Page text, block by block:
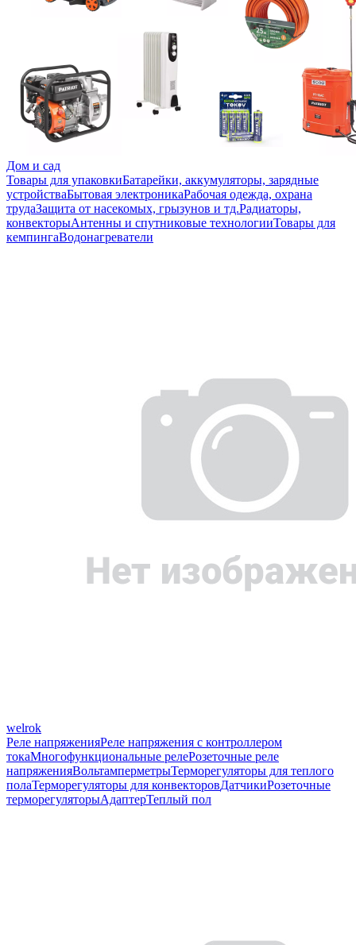
Дом и сад
Товары для упаковкиБатарейки, аккумуляторы, зарядные
устройстваБытовая электроникаРабочая одежда, охрана
трудаЗащита от насекомых, грызунов и тд.Радиаторы,
конвекторыАнтенны и спутниковые технологииТовары для
кемпингаВодонагреватели
welrok
Реле напряженияРеле напряжения с контроллером
токаМногофункциональные релеРозеточные реле
напряженияВольтамперметрыТерморегуляторы для теплого
полаТерморегуляторы для конвекторовДатчикиРозеточные
терморегуляторыАдаптерТеплый пол